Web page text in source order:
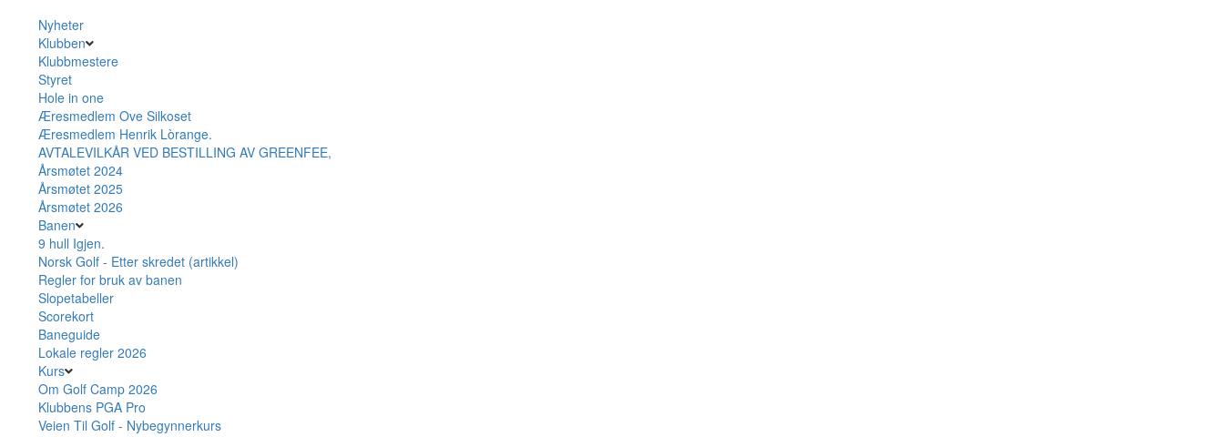
Nyheter
Klubben
Klubbmestere
Styret
Hole in one
Æresmedlem Ove Silkoset
Æresmedlem Henrik Lòrange.
AVTALEVILKÅR VED BESTILLING AV GREENFEE,
Årsmøtet 2024
Årsmøtet 2025
Årsmøtet 2026
Banen
9 hull Igjen.
Norsk Golf - Etter skredet (artikkel)
Regler for bruk av banen
Slopetabeller
Scorekort
Baneguide
Lokale regler 2026
Kurs
Om Golf Camp 2026
Klubbens PGA Pro
Veien Til Golf - Nybegynnerkurs